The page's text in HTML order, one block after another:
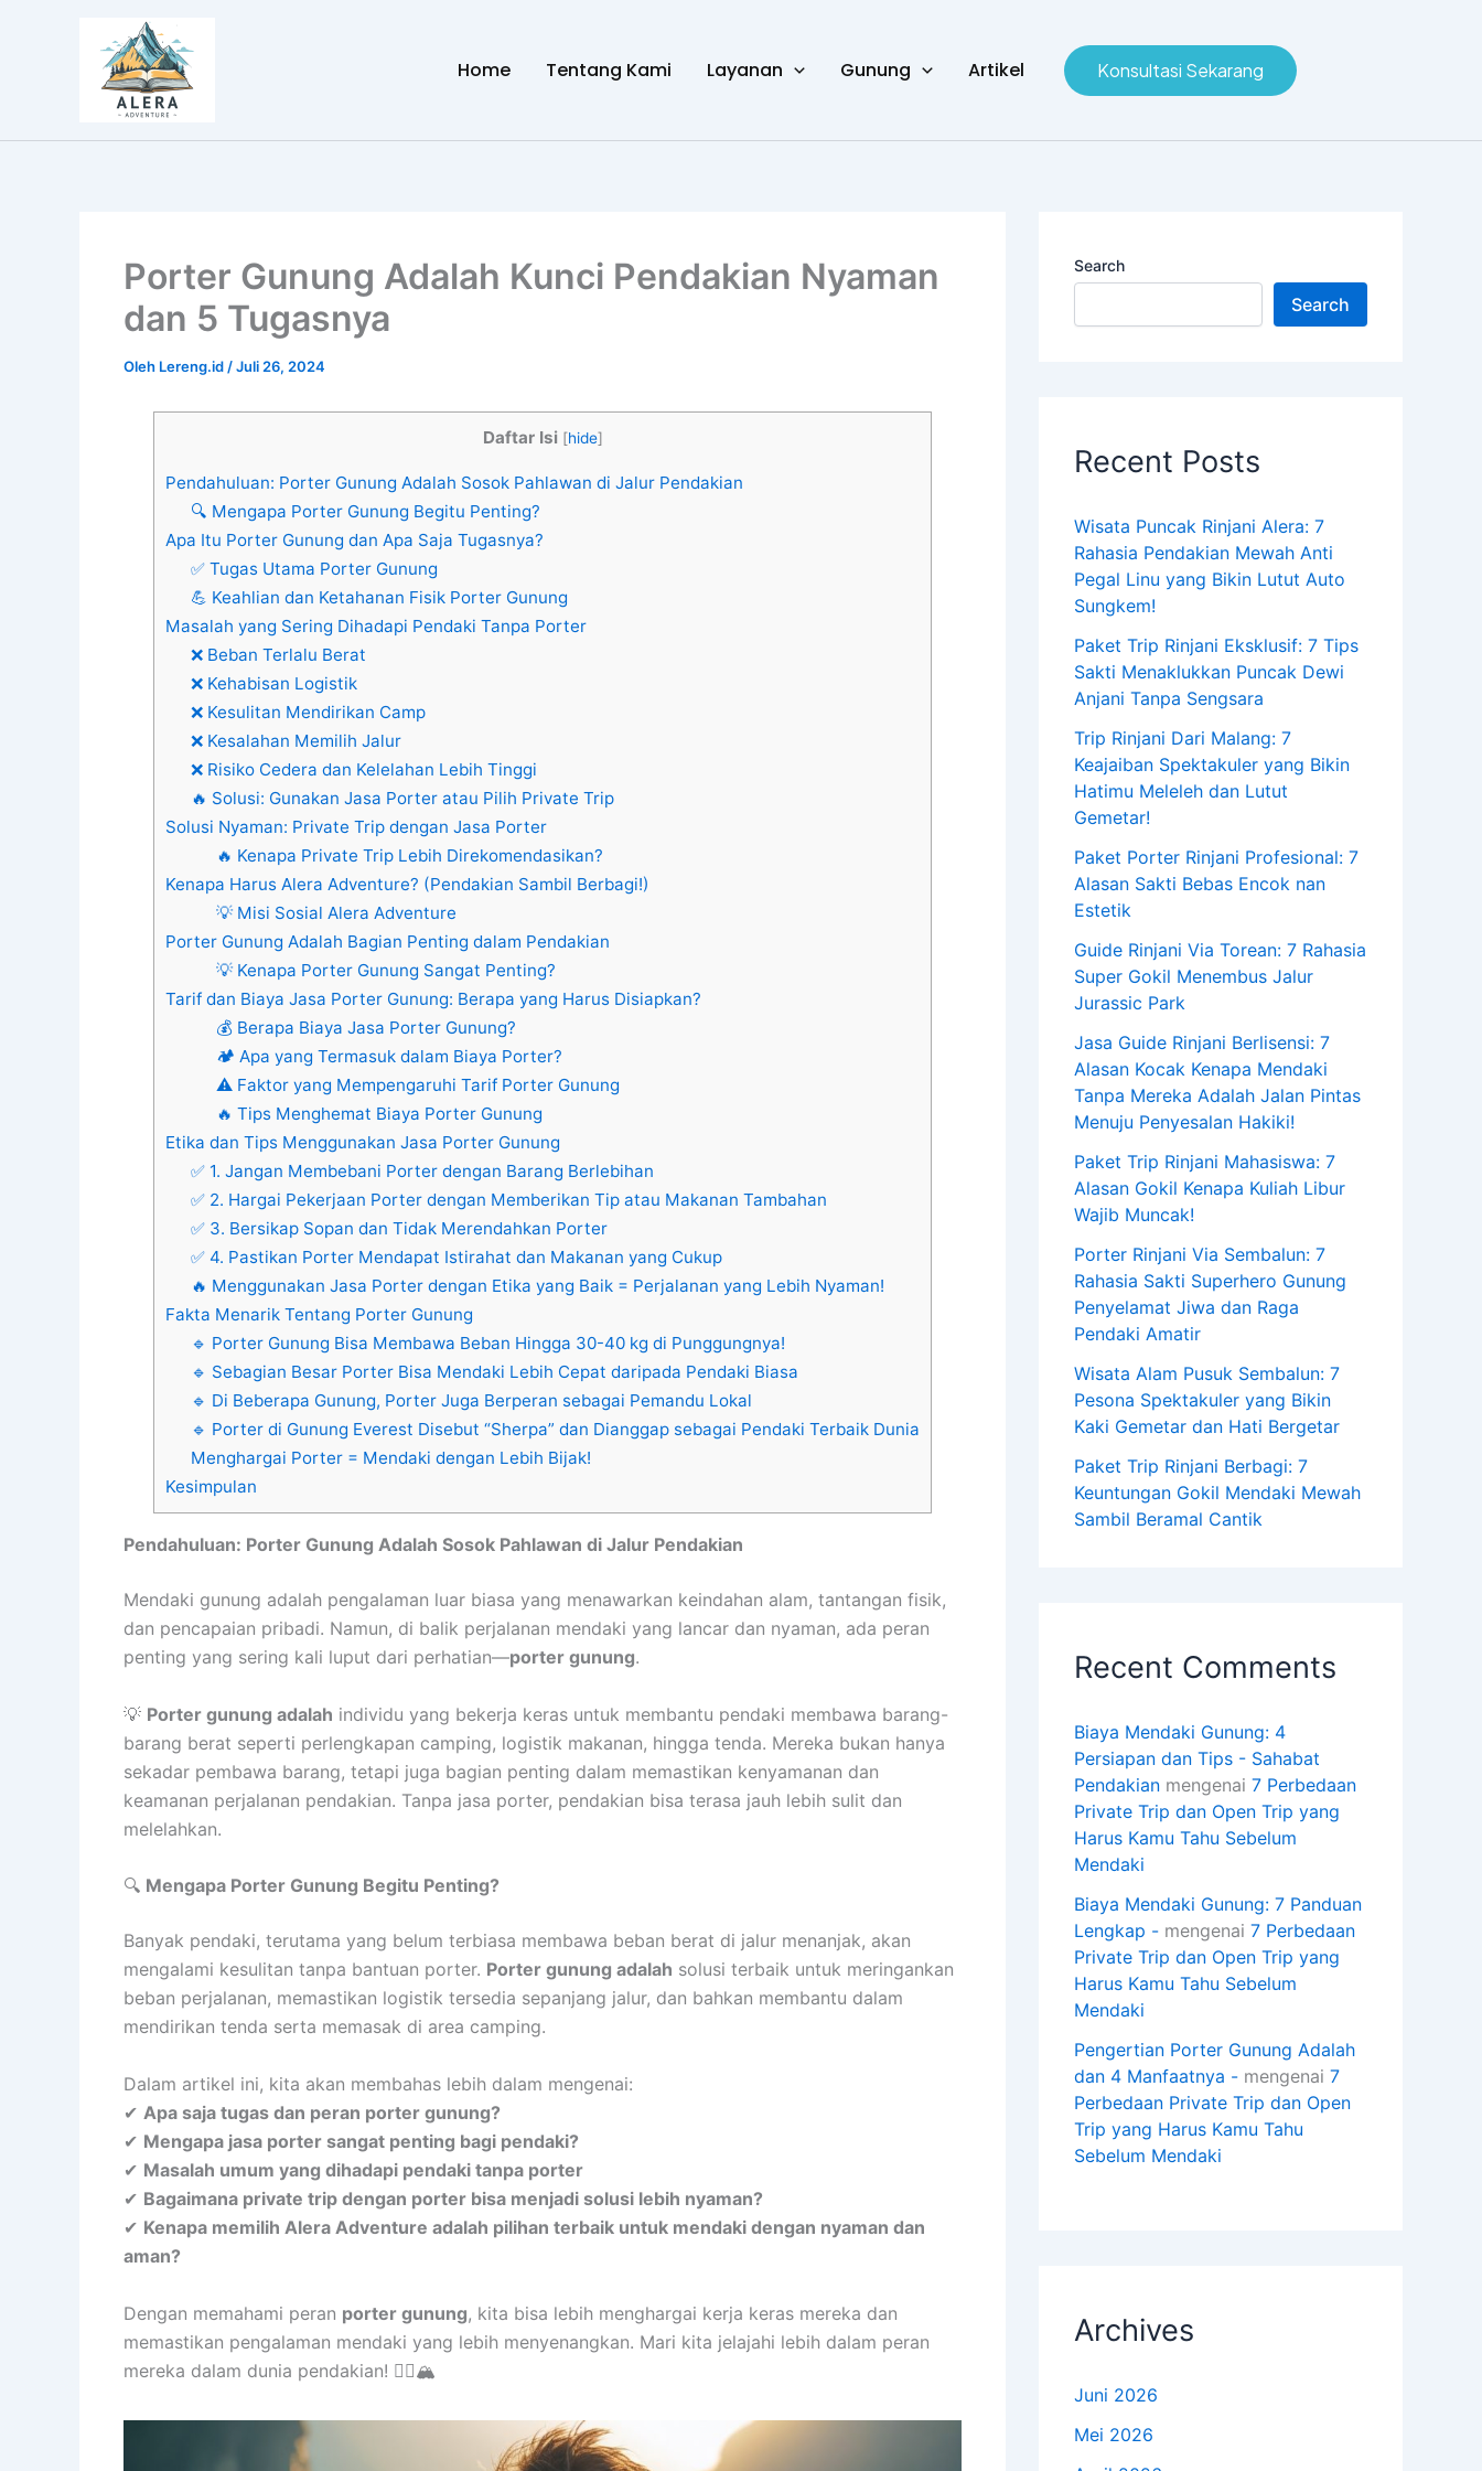
Home Tentang Kami Layanan Gunung Artikel Konsultasi Sekarang
Porter Gunung Adalah Kunci Pendakian Nyaman
dan 5 Tugasnya
Oleh Lereng.id /Juli 26, 2024
Daftar Isi [hide]
Pendahuluan: Porter Gunung Adalah Sosok Pahlawan di Jalur Pendakian
🔍 Mengapa Porter Gunung Begitu Penting?
Apa Itu Porter Gunung dan Apa Saja Tugasnya?
✅ Tugas Utama Porter Gunung
💪 Keahlian dan Ketahanan Fisik Porter Gunung
Masalah yang Sering Dihadapi Pendaki Tanpa Porter
❌ Beban Terlalu Berat
❌ Kehabisan Logistik
❌ Kesulitan Mendirikan Camp
❌ Kesalahan Memilih Jalur
❌ Risiko Cedera dan Kelelahan Lebih Tinggi
🔥 Solusi: Gunakan Jasa Porter atau Pilih Private Trip
Solusi Nyaman: Private Trip dengan Jasa Porter
🔥 Kenapa Private Trip Lebih Direkomendasikan?
Kenapa Harus Alera Adventure? (Pendakian Sambil Berbagi!)
💡 Misi Sosial Alera Adventure
Porter Gunung Adalah Bagian Penting dalam Pendakian
💡 Kenapa Porter Gunung Sangat Penting?
Tarif dan Biaya Jasa Porter Gunung: Berapa yang Harus Disiapkan?
💰 Berapa Biaya Jasa Porter Gunung?
🏕 Apa yang Termasuk dalam Biaya Porter?
⚠ Faktor yang Mempengaruhi Tarif Porter Gunung
🔥 Tips Menghemat Biaya Porter Gunung
Etika dan Tips Menggunakan Jasa Porter Gunung
✅ 1. Jangan Membebani Porter dengan Barang Berlebihan
✅ 2. Hargai Pekerjaan Porter dengan Memberikan Tip atau Makanan Tambahan
✅ 3. Bersikap Sopan dan Tidak Merendahkan Porter
✅ 4. Pastikan Porter Mendapat Istirahat dan Makanan yang Cukup
🔥 Menggunakan Jasa Porter dengan Etika yang Baik = Perjalanan yang Lebih Nyaman!
Fakta Menarik Tentang Porter Gunung
🔹 Porter Gunung Bisa Membawa Beban Hingga 30-40 kg di Punggungnya!
🔹 Sebagian Besar Porter Bisa Mendaki Lebih Cepat daripada Pendaki Biasa
🔹 Di Beberapa Gunung, Porter Juga Berperan sebagai Pemandu Lokal
🔹 Porter di Gunung Everest Disebut “Sherpa” dan Dianggap sebagai Pendaki Terbaik Dunia
Menghargai Porter = Mendaki dengan Lebih Bijak!
Kesimpulan
Pendahuluan: Porter Gunung Adalah Sosok Pahlawan di Jalur Pendakian
Mendaki gunung adalah pengalaman luar biasa yang menawarkan keindahan alam, tantangan fisik,
dan pencapaian pribadi. Namun, di balik perjalanan mendaki yang lancar dan nyaman, ada peran
penting yang sering kali luput dari perhatian—porter gunung.
💡 Porter gunung adalah individu yang bekerja keras untuk membantu pendaki membawa barang-
barang berat seperti perlengkapan camping, logistik makanan, hingga tenda. Mereka bukan hanya
sekadar pembawa barang, tetapi juga bagian penting dalam memastikan kenyamanan dan
keamanan perjalanan pendakian. Tanpa jasa porter, pendakian bisa terasa jauh lebih sulit dan
melelahkan.
🔍 Mengapa Porter Gunung Begitu Penting?
Banyak pendaki, terutama yang belum terbiasa membawa beban berat di jalur menanjak, akan
mengalami kesulitan tanpa bantuan porter. Porter gunung adalah solusi terbaik untuk meringankan
beban perjalanan, memastikan logistik tersedia sepanjang jalur, dan bahkan membantu dalam
mendirikan tenda serta memasak di area camping.
Dalam artikel ini, kita akan membahas lebih dalam mengenai:
✔ Apa saja tugas dan peran porter gunung?
✔ Mengapa jasa porter sangat penting bagi pendaki?
✔ Masalah umum yang dihadapi pendaki tanpa porter
✔ Bagaimana private trip dengan porter bisa menjadi solusi lebih nyaman?
✔ Kenapa memilih Alera Adventure adalah pilihan terbaik untuk mendaki dengan nyaman dan
aman?
Dengan memahami peran porter gunung, kita bisa lebih menghargai kerja keras mereka dan
memastikan pengalaman mendaki yang lebih menyenangkan. Mari kita jelajahi lebih dalam peran
mereka dalam dunia pendakian! 🚶‍♂️🏔
Search
Search
Recent Posts
Wisata Puncak Rinjani Alera: 7
Rahasia Pendakian Mewah Anti
Pegal Linu yang Bikin Lutut Auto
Sungkem!
Paket Trip Rinjani Eksklusif: 7 Tips
Sakti Menaklukkan Puncak Dewi
Anjani Tanpa Sengsara
Trip Rinjani Dari Malang: 7
Keajaiban Spektakuler yang Bikin
Hatimu Meleleh dan Lutut
Gemetar!
Paket Porter Rinjani Profesional: 7
Alasan Sakti Bebas Encok nan
Estetik
Guide Rinjani Via Torean: 7 Rahasia
Super Gokil Menembus Jalur
Jurassic Park
Jasa Guide Rinjani Berlisensi: 7
Alasan Kocak Kenapa Mendaki
Tanpa Mereka Adalah Jalan Pintas
Menuju Penyesalan Hakiki!
Paket Trip Rinjani Mahasiswa: 7
Alasan Gokil Kenapa Kuliah Libur
Wajib Muncak!
Porter Rinjani Via Sembalun: 7
Rahasia Sakti Superhero Gunung
Penyelamat Jiwa dan Raga
Pendaki Amatir
Wisata Alam Pusuk Sembalun: 7
Pesona Spektakuler yang Bikin
Kaki Gemetar dan Hati Bergetar
Paket Trip Rinjani Berbagi: 7
Keuntungan Gokil Mendaki Mewah
Sambil Beramal Cantik
Recent Comments
Biaya Mendaki Gunung: 4
Persiapan dan Tips - Sahabat
Pendakian mengenai 7 Perbedaan
Private Trip dan Open Trip yang
Harus Kamu Tahu Sebelum
Mendaki
Biaya Mendaki Gunung: 7 Panduan
Lengkap - mengenai 7 Perbedaan
Private Trip dan Open Trip yang
Harus Kamu Tahu Sebelum
Mendaki
Pengertian Porter Gunung Adalah
dan 4 Manfaatnya - mengenai 7
Perbedaan Private Trip dan Open
Trip yang Harus Kamu Tahu
Sebelum Mendaki
Archives
Juni 2026
Mei 2026